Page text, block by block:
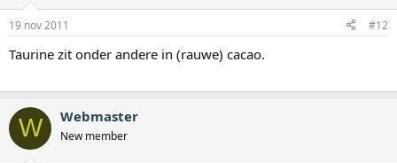
19 nov 2011 #12
Taurine zit onder andere in (rauwe) cacao.
W Webmaster
New member